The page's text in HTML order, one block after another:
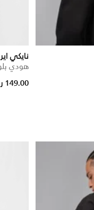
نايكي اير
هودي
Price reduced from
to
149.00 ر.س